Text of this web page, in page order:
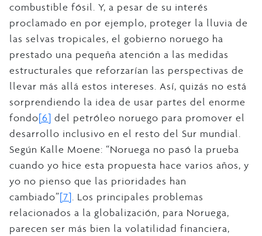
combustible fósil. Y, a pesar de su interés
proclamado en por ejemplo, proteger la lluvia de
las selvas tropicales, el gobierno noruego ha
prestado una pequeña atención a las medidas
estructurales que reforzarían las perspectivas de
llevar más allá estos intereses. Así, quizás no está
sorprendiendo la idea de usar partes del enorme
fondo[6] del petróleo noruego para promover el
desarrollo inclusivo en el resto del Sur mundial.
Según Kalle Moene: “Noruega no pasó la prueba
cuando yo hice esta propuesta hace varios años, y
yo no pienso que las prioridades han
cambiado”[7]. Los principales problemas
relacionados a la globalización, para Noruega,
parecen ser más bien la volatilidad financiera,